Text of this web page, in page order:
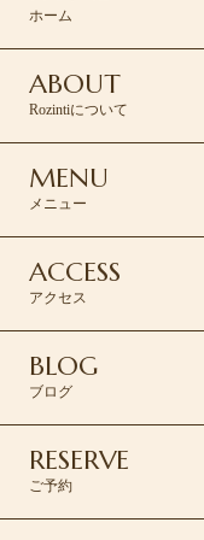
ホーム
ABOUT
Rozintiについて
MENU
メニュー
ACCESS
アクセス
BLOG
ブログ
RESERVE
ご予約